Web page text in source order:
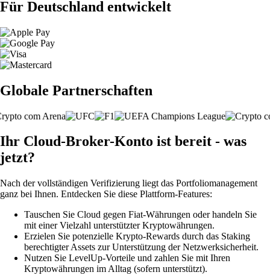
Für Deutschland entwickelt
Globale Partnerschaften
Ihr Cloud-Broker-Konto ist bereit - was
jetzt?
Nach der vollständigen Verifizierung liegt das Portfoliomanagement
ganz bei Ihnen. Entdecken Sie diese Plattform-Features:
Tauschen Sie Cloud gegen Fiat-Währungen oder handeln Sie
mit einer Vielzahl unterstützter Kryptowährungen.
Erzielen Sie potenzielle Krypto-Rewards durch das Staking
berechtigter Assets zur Unterstützung der Netzwerksicherheit.
Nutzen Sie LevelUp-Vorteile und zahlen Sie mit Ihren
Kryptowährungen im Alltag (sofern unterstützt).